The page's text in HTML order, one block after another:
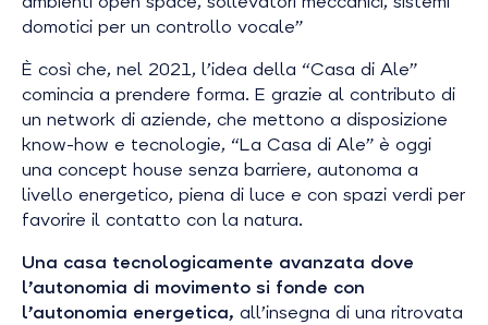
domotici per un controllo vocale”
È così che, nel 2021, l’idea della “Casa di Ale”
comincia a prendere forma. E grazie al contributo di
un network di aziende, che mettono a disposizione
know-how e tecnologie, “La Casa di Ale” è oggi
una concept house senza barriere, autonoma a
livello energetico, piena di luce e con spazi verdi per
favorire il contatto con la natura.
Una casa tecnologicamente avanzata dove
l’autonomia di movimento si fonde con
l’autonomia energetica, all’insegna di una ritrovata